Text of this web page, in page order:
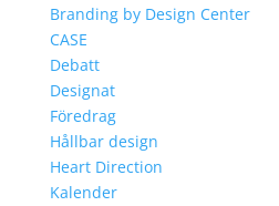
Branding by Design Center
CASE
Debatt
Designat
Föredrag
Hållbar design
Heart Direction
Kalender